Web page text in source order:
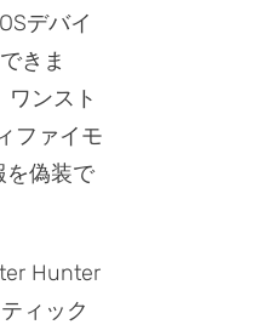
デバイ
きま
ワンスト
ファイモ
を偽装で
Hunter
ィック